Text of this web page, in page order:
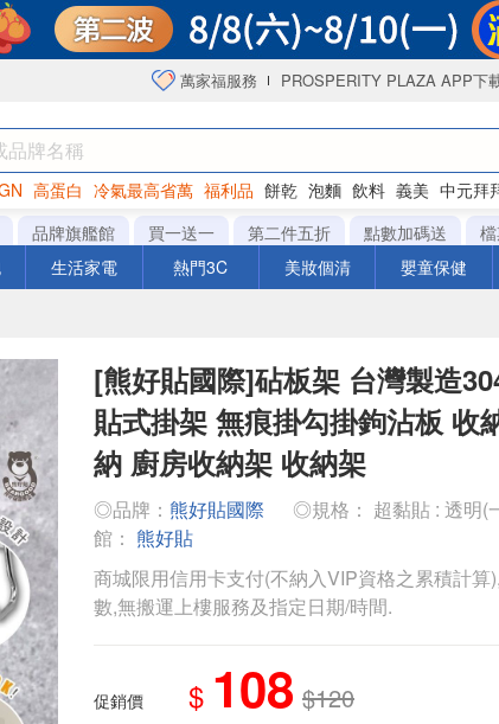
萬家福服務 PROSPERITY PLAZA APP下
高蛋白 冷氣最高省萬 福利品 餅乾 泡麵 飲料 義美 中元拜
紙
品牌旗艦館 買一送一 第二件五折 點數加碼送
生活家電 熱門3C 美妝個清 嬰童保健
[熊好貼國際]砧板架 台灣製造
貼式掛架 無痕掛勾掛鉤沾板 收
納 廚房收納架 收納架
◎品牌： 熊好貼國際 ◎規格： 超黏貼 : 透明(
館： 熊好貼
商城限用信用卡支付(不納入VIP資格之累積計算
數,無搬運上樓服務及指定日期/時間.
促銷價 $ 108 $120